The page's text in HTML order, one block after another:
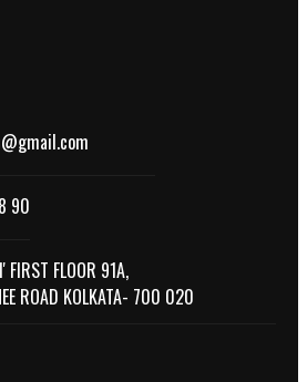
90
FIRST FLOOR 91A,
ROAD KOLKATA- 700 020